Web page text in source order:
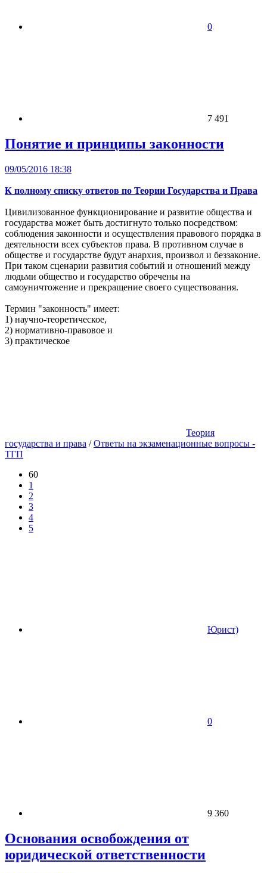
0
7 491
Понятие и принципы законности
09/05/2016 18:38
К полному списку ответов по Теории Государства и Права
Цивилизованное функционирование и развитие общества и
государства может быть достигнуто только посредством:
соблюдения законности и осуществления правового порядка в
деятельности всех субъектов права. В противном случае в
обществе и государстве будут анархия, произвол и беззаконие.
При таком сценарии развития событий и отношений между
людьми общество и государство обречены на
самоуничтожение и прекращение своего существования.
Термин "законность" имеет:
1) научно-теоретическое,
2) нормативно-правовое и
3) практическое
Теория
государства и права /Ответы на экзаменационные вопросы -
ТГП
60
1
2
3
4
5
Юрист)
0
9 360
Основания освобождения от
юридической ответственности